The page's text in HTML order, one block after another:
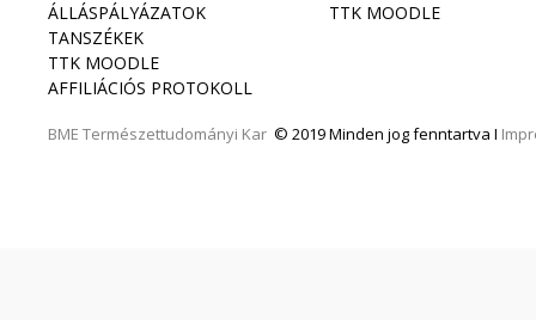
ÁLLÁSPÁLYÁZATOK
TANSZÉKEK
TTK MOODLE
AFFILIÁCIÓS PROTOKOLL
BME Természettudományi Kar © 2019 Minden jog fenntartva I
TTK MOODLE